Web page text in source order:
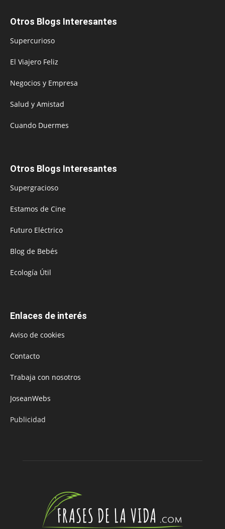
Otros Blogs Interesantes
Supercurioso
El Viajero Feliz
Negocios y Empresa
Salud y Amistad
Cuando Duermes
Otros Blogs Interesantes
Supergracioso
Estamos de Cine
Futuro Eléctrico
Blog de Bebés
Ecología Útil
Enlaces de interés
Aviso de cookies
Contacto
Trabaja con nosotros
JoseanWebs
Publicidad